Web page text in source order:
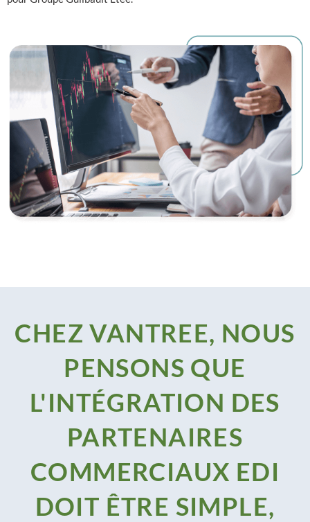
CHEZ VANTREE, NOUS
PENSONS QUE
L'INTÉGRATION DES
PARTENAIRES
COMMERCIAUX EDI
DOIT ÊTRE SIMPLE,